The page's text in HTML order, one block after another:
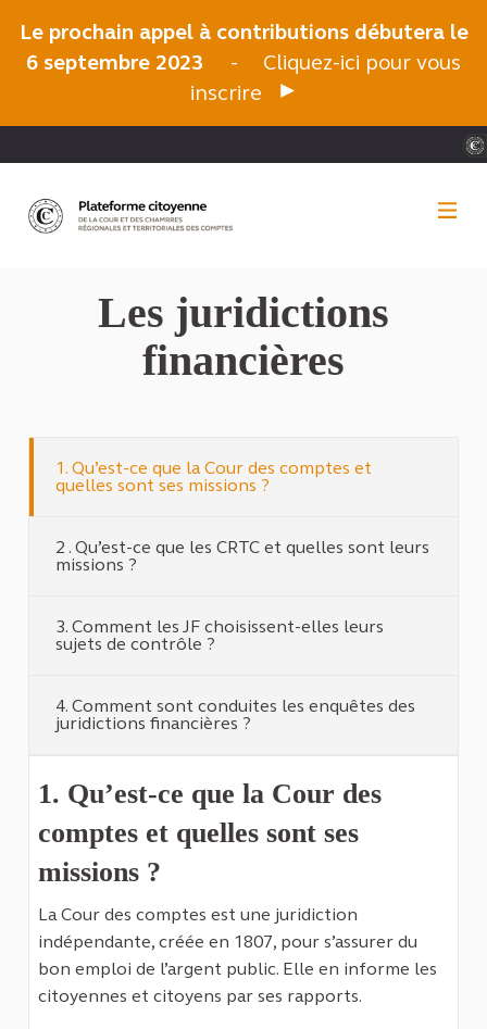
Le prochain appel à contributions débutera le
6 septembre 2023
-
Cliquez-ici pour vous
inscrire
Les juridictions
financières
1. Qu’est-ce que la Cour des comptes et
quelles sont ses missions ?
2 . Qu’est-ce que les CRTC et quelles sont leurs
missions ?
3. Comment les JF choisissent-elles leurs
sujets de contrôle ?
4. Comment sont conduites les enquêtes des
juridictions financières ?
1. Qu’est-ce que la Cour des
comptes et quelles sont ses
missions ?
La Cour des comptes est une juridiction
indépendante, créée en 1807, pour s’assurer du
bon emploi de l’argent public. Elle en informe les
citoyennes et citoyens par ses rapports.